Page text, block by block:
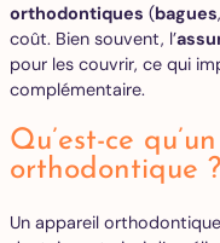
orthodontiques (bagues
coût. Bien souvent, l’
pour les couvrir, ce qui
complémentaire.
Qu’est-ce
orthodontique ?
Un appareil